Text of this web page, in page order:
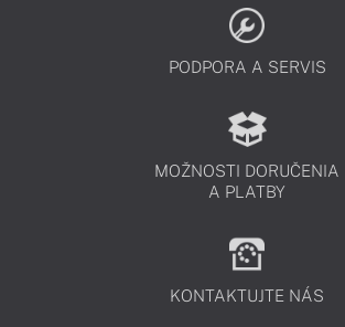
PODPORA A SERVIS
MOŽNOSTI DORUČENIA
A PLATBY
KONTAKTUJTE NÁS